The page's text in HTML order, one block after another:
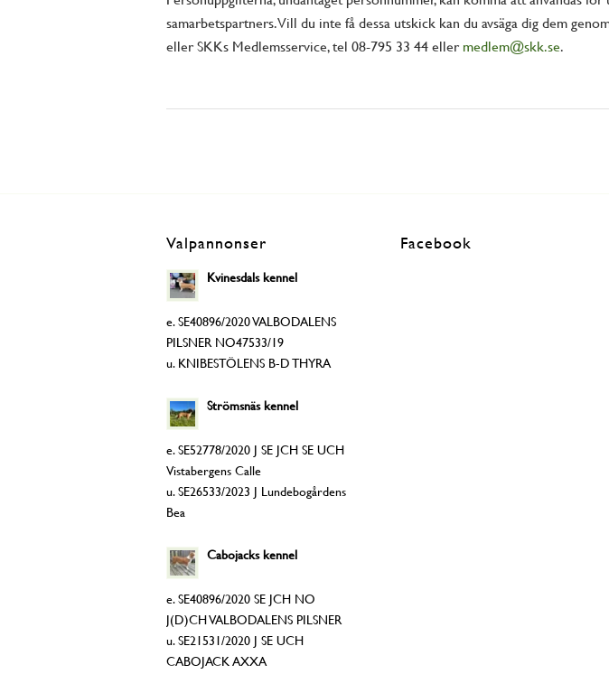
samarbetspartners. Vill du inte få dessa utskick kan du avsäga dig dem
eller SKKs Medlemsservice, tel 08-795 33 44 eller medlem@skk.se.
Valpannonser
Kvinesdals kennel
e. SE40896/2020 VALBODALENS
PILSNER NO47533/19
u. KNIBESTÖLENS B-D THYRA
Strömsnäs kennel
e. SE52778/2020 J SE JCH SE UCH
Vistabergens Calle
u. SE26533/2023 J Lundebogårdens
Bea
Cabojacks kennel
e. SE40896/2020 SE JCH NO
J(D)CH VALBODALENS PILSNER
u. SE21531/2020 J SE UCH
CABOJACK AXXA
Facebook